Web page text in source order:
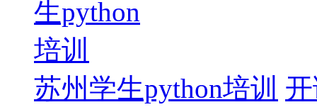
苏州学生python培训